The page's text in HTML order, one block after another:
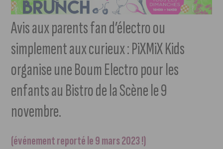
Avis aux parents fan d’électro ou
simplement aux curieux : PiXMiX Kids
organise une Boum Electro pour les
enfants au Bistro de la Scène le 9
novembre.
(événement reporté le 9 mars 2023 !)